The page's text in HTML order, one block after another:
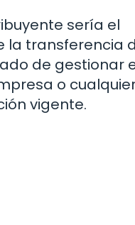
sería el
la transferencia
de gestionar
o
vigente.